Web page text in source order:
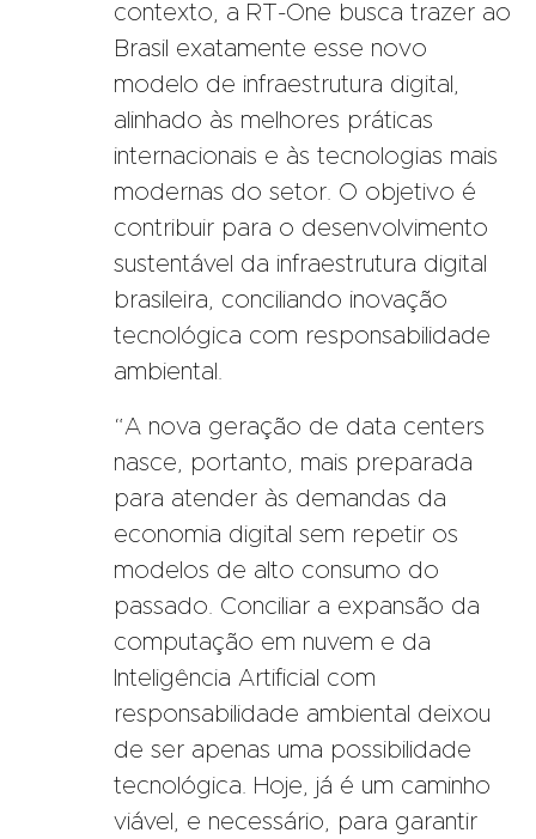
contexto, a RT-One busca trazer ao
Brasil exatamente esse novo
modelo de infraestrutura digital,
alinhado às melhores práticas
internacionais e às tecnologias mais
modernas do setor. O objetivo é
contribuir para o desenvolvimento
sustentável da infraestrutura digital
brasileira, conciliando inovação
tecnológica com responsabilidade
ambiental.
“A nova geração de data centers
nasce, portanto, mais preparada
para atender às demandas da
economia digital sem repetir os
modelos de alto consumo do
passado. Conciliar a expansão da
computação em nuvem e da
Inteligência Artificial com
responsabilidade ambiental deixou
de ser apenas uma possibilidade
tecnológica. Hoje, já é um caminho
viável, e necessário, para garantir